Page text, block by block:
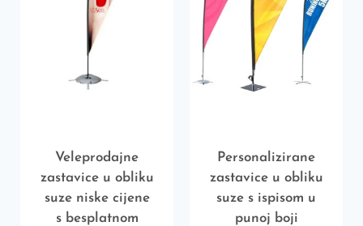
Veleprodajne
zastavice u obliku
suze niske cijene
s besplatnom
Personalizirane
zastavice u obliku
suze s ispisom u
punoj boji